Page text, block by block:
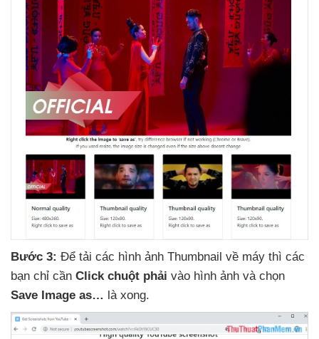
Bước 3: Để tải các hình ảnh Thumbnail về máy thì các
bạn chỉ cần Click chuột phải vào hình ảnh và chọn
Save Image as… là xong.